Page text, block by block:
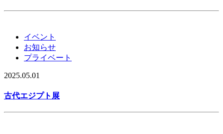
イベント
お知らせ
プライベート
2025.05.01
古代エジプト展